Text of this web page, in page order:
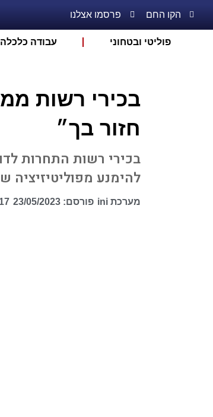
הקו החם פרסמו אצלנו
פוליטי ובטחוני עבודה כלכלה
בכירי רשות
חזור בך״
בכירי רשות התחרות
להימנע
מערכת ini פורסם: